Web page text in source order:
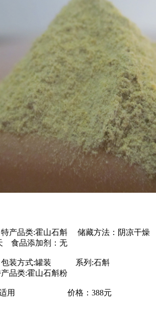
品类:霍山石斛 储藏方法：阴凉干燥
食品添加剂：无
包装方式:罐装 系列:石斛
类:霍山石斛粉
部适用 价格：388元